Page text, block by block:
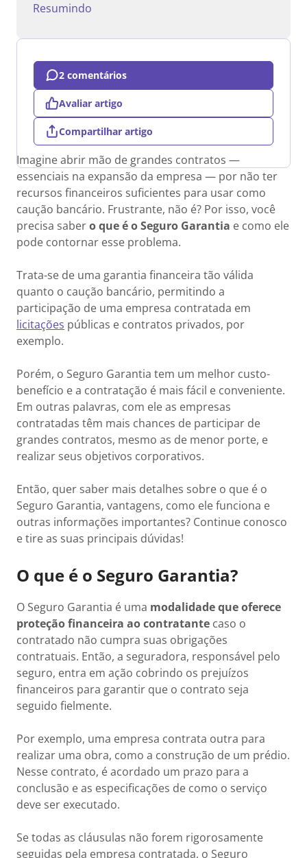
Imagine abrir mão de grandes contratos —
essenciais na expansão da empresa — por não ter
recursos financeiros suficientes para usar como
caução bancário. Frustrante, não é? Por isso, você
precisa sabero que é o Seguro Garantia e como ele
pode contornar esse problema.
Trata-se de uma garantia financeira tão válida
quanto o caução bancário, permitindo a
participação de uma empresa contratada em
licitações públicas e contratos privados, por
exemplo.
Porém, o Seguro Garantia tem um melhor custo-
benefício e a contratação é mais fácil e conveniente.
Em outras palavras, com ele as empresas
contratadas têm mais chances de participar de
grandes contratos, mesmo as de menor porte, e
realizar seus objetivos corporativos.
Então, quer saber mais detalhes sobre o que é o
Seguro Garantia, vantagens, como ele funciona e
outras informações importantes? Continue conosco
e tire as suas principais dúvidas!
O que é o Seguro Garantia?
O Seguro Garantia é uma modalidade que oferece
proteção financeira ao contratante caso o
contratado não cumpra suas obrigações
contratuais. Então, a seguradora, responsável pelo
seguro, entra em ação cobrindo os prejuízos
financeiros para garantir que o contrato seja
seguido fielmente.
Por exemplo, uma empresa contrata outra para
realizar uma obra, como a construção de um prédio.
Nesse contrato, é acordado um prazo para a
conclusão e as especificações de como o serviço
deve ser executado.
Se todas as cláusulas não forem rigorosamente
seguidas pela empresa contratada, o Seguro
Resumindo
2 comentários
Avaliar artigo
Compartilhar artigo